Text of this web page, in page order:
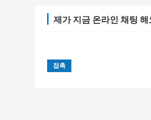
제가 지금 온라인 채팅 해